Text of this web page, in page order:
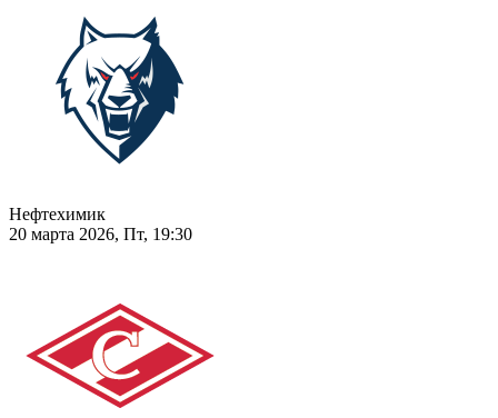
Нефтехимик
20 марта 2026, Пт, 19:30